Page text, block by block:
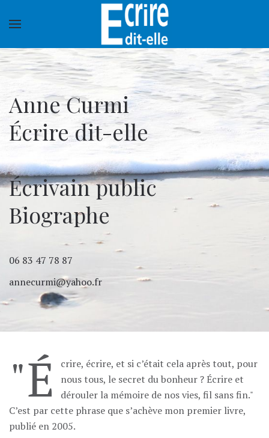
Anne Curmi
Écrire dit-elle
Écrivain public
Biographe
06 83 47 78 87
annecurmi@yahoo.fr
"É
crire, écrire, et si c’était cela après tout, pour
nous tous, le secret du bonheur ? Écrire et
dérouler la mémoire de nos vies, fil sans fin."
C’est par cette phrase que s’achève mon premier livre,
publié en 2005.